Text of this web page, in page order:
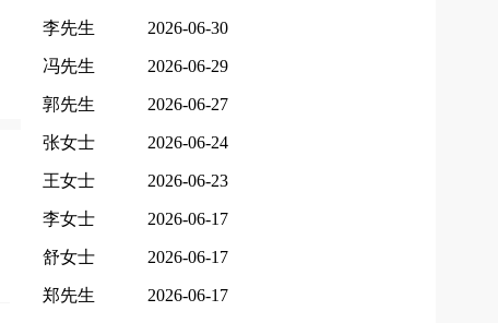
李先生 2026-06-30
冯先生 2026-06-29
郭先生 2026-06-27
张女士 2026-06-24
王女士 2026-06-23
李女士 2026-06-17
舒女士 2026-06-17
郑先生 2026-06-17